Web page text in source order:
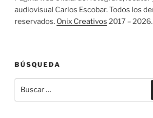
audiovisual Carlos Escobar. Todos los
reservados. Onix Creativos 2017 – 2026.
BÚSQUEDA
por: